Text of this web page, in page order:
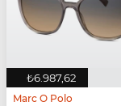
₺6.987,62
Marc O Polo